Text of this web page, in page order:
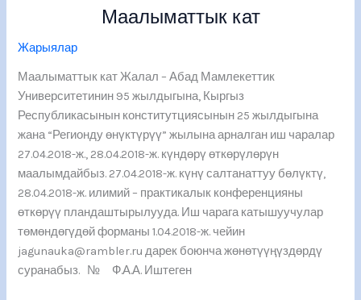
Маалыматтык кат
Жарыялар
Маалыматтык кат Жалал – Абад Мамлекеттик
Университетинин 95 жылдыгына, Кыргыз
Республикасынын конститутциясынын 25 жылдыгына
жана “Регионду өнүктүрүү” жылына арналган иш чаралар
27.04.2018-ж., 28.04.2018-ж. күндөрү өткөрүлөрүн
маалымдайбыз. 27.04.2018-ж. күнү салтанаттуу бөлүктү,
28.04.2018-ж. илимий – практикалык конференцияны
өткөрүү пландаштырылууда. Иш чарага катышуучулар
төмөндөгүдөй форманы 1.04.2018-ж. чейин
jagunauka@rambler.ru дарек боюнча жөнөтүүңүздөрдү
суранабыз. № Ф.А.А. Иштеген